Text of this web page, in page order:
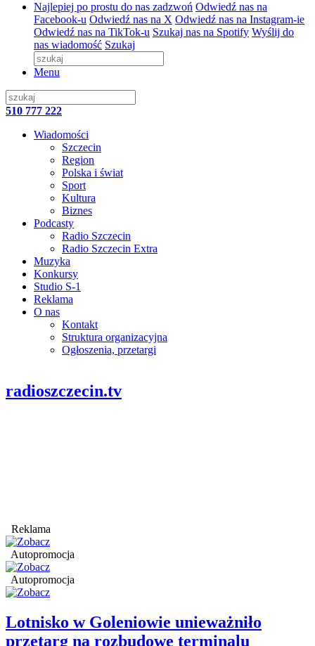
Najlepiej po prostu do nas zadzwoń Odwiedź nas na
Facebook-u Odwiedź nas na X Odwiedź nas na Instagram-ie
Odwiedź nas na TikTok-u Szukaj nas na Spotify Wyślij do
nas wiadomość Szukaj
Menu
510 777 222
Wiadomości
Szczecin
Region
Polska i świat
Sport
Kultura
Biznes
Podcasty
Radio Szczecin
Radio Szczecin Extra
Muzyka
Konkursy
Studio S-1
Reklama
O nas
Kontakt
Struktura organizacyjna
Ogłoszenia, przetargi
radioszczecin.tv
Reklama
Autopromocja
Autopromocja
Lotnisko w Goleniowie unieważniło
przetarg na rozbudowę terminalu